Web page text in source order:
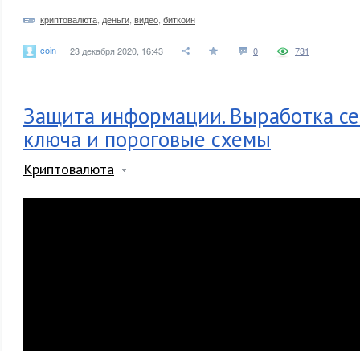
криптовалюта деньги видео биткоин
coin 23 декабря 2020, 16:43 0 731
Защита информации. Выработка
ключа и пороговые схемы
Криптовалюта